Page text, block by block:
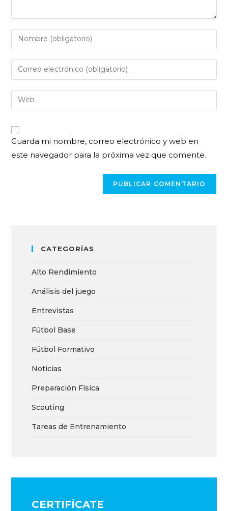
Guarda mi nombre, correo electrónico y web en
este navegador para la próxima vez que comente.
CATEGORÍAS
Alto Rendimiento
Análisis del juego
Entrevistas
Fútbol Base
Fútbol Formativo
Noticias
Preparación Física
Scouting
Tareas de Entrenamiento
CERTIFÍCATE